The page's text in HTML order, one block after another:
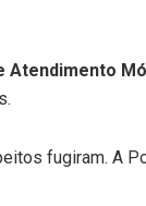
Atendimento
fugiram. A